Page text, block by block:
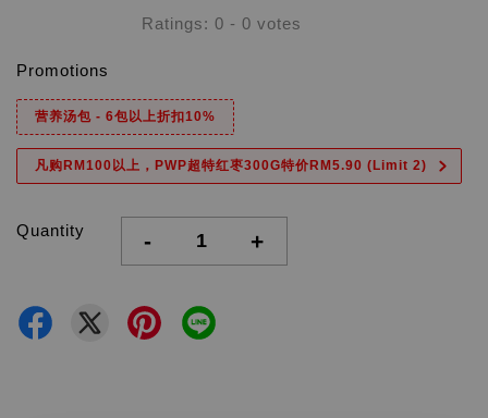
Ratings: 0 - 0 votes
Promotions
营养汤包 - 6包以上折扣10%
凡购RM100以上，PWP超特红枣300G特价RM5.90 (Limit 2)
Quantity - +